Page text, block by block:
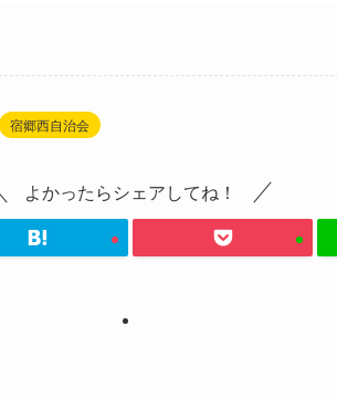
宿郷西自治会
よかったらシェアしてね！